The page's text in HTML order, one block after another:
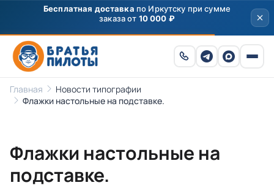
Бесплатная доставка по Иркутску при сумме
заказа от 10 000 ₽
Главная
Новости типографии
Флажки настольные на подставке.
Флажки настольные на
подставке.